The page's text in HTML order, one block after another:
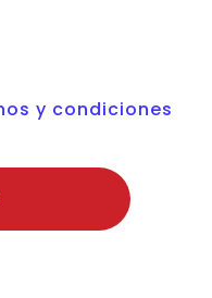
y condiciones